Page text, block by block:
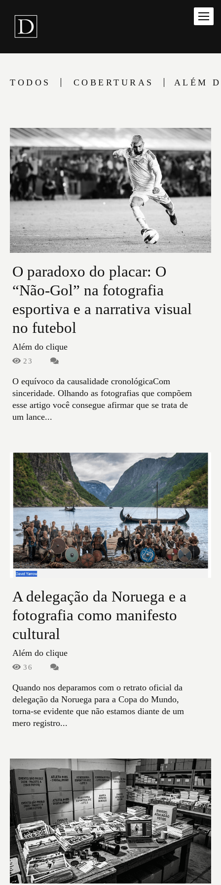
TODOS COBERTURAS ALÉM
O paradoxo do placar: O
“Não-Gol” na fotografia
esportiva e a narrativa visual
no futebol
Além do clique
23
O equívoco da causalidade cronológicaCom
sinceridade. Olhando as fotografias que compõem
esse artigo você consegue afirmar que se trata de
um lance...
A delegação da Noruega e a
fotografia como manifesto
cultural
Além do clique
36
Quando nos deparamos com o retrato oficial da
delegação da Noruega para a Copa do Mundo,
torna-se evidente que não estamos diante de um
mero registro...